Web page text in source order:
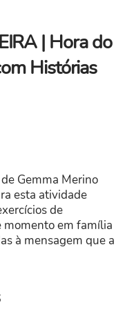
| Hora do
Histórias
Gemma Merino
esta atividade
de
momento em família
à mensagem que a